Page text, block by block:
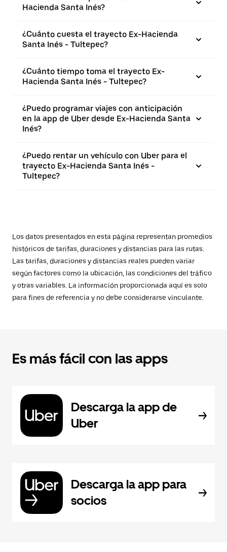
Hacienda Santa Inés?
¿Cuánto cuesta el trayecto Ex-Hacienda
Santa Inés - Tultepec?
¿Cuánto tiempo toma el trayecto Ex-
Hacienda Santa Inés - Tultepec?
¿Puedo programar viajes con anticipación
en la app de Uber desde Ex-Hacienda Santa
Inés?
¿Puedo rentar un vehículo con Uber para el
trayecto Ex-Hacienda Santa Inés -
Tultepec?
Los datos presentados en esta página representan promedios
históricos de tarifas, duraciones y distancias para las rutas.
Las tarifas, duraciones y distancias reales pueden variar
según factores como la ubicación, las condiciones del tráfico
y otras variables. La información proporcionada aquí es solo
para fines de referencia y no debe considerarse vinculante.
Es más fácil con las apps
Descarga la app de
Uber
Descarga la app para
socios